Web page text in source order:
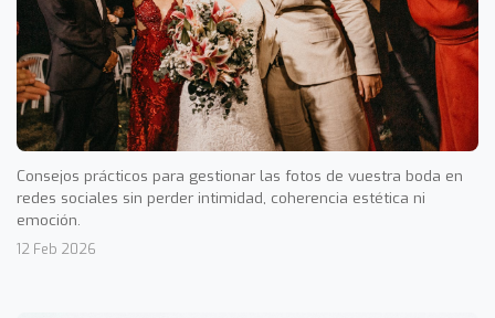
Consejos prácticos para gestionar las fotos de vuestra boda en
redes sociales sin perder intimidad, coherencia estética ni
emoción.
12 Feb 2026